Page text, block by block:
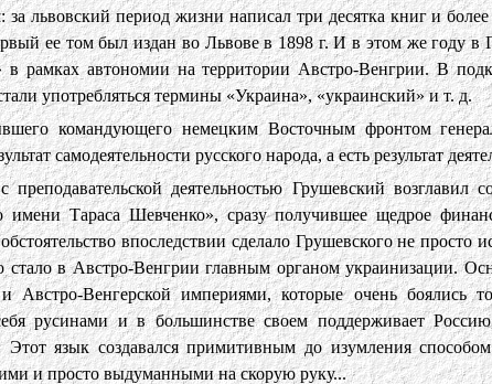
за львовский период жизни написал три десятка книг и
ее том был издан во Львове в 1898 г. И в этом же году в
в рамках автономии на территории Австро-Венгрии. В
употребляться термины «Украина», «украинский» и т. д.
командующего немецким Восточным фронтом
самодеятельности русского народа, а есть результат
деятельностью Грушевский возглавил
имени Тараса Шевченко», сразу получившее щедрое
впоследствии сделало Грушевского не просто
стало в Австро-Венгрии главным органом украинизации.
Австро-Венгерской империями, которые очень боялись
русинами и в большинстве своем поддерживает
Этот язык создавался примитивным до изумления
и просто выдуманными на скорую руку...